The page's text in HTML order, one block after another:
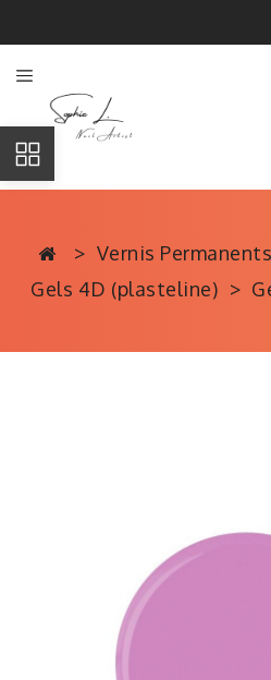
Vernis
Gels 4D (plasteline)